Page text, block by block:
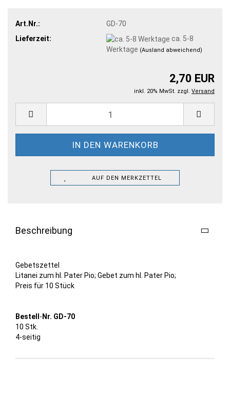
Art.Nr.:
GD-70
Lieferzeit:
ca. 5-8
Werktage (Ausland abweichend)
2,70 EUR
inkl. 20% MwSt. zzgl. Versand
AUF DEN MERKZETTEL
Beschreibung
Gebetszettel
Litanei zum hl. Pater Pio; Gebet zum hl. Pater Pio;
Preis für 10 Stück
Bestell - Nr. GD-70
10 Stk.
4-seitig